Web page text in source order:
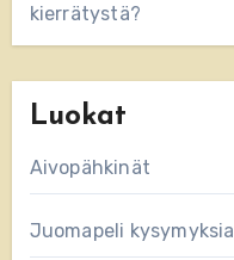
kierrätystä?
Luokat
Aivopähkinät
Juomapeli kysymyksia